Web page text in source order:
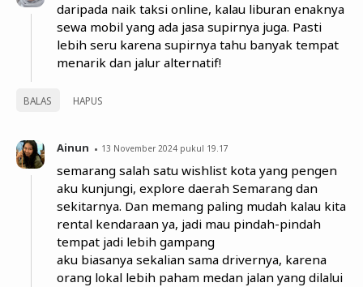
daripada naik taksi online, kalau liburan enaknya
sewa mobil yang ada jasa supirnya juga. Pasti
lebih seru karena supirnya tahu banyak tempat
menarik dan jalur alternatif!
BALAS HAPUS
Ainun 13 November 2024 pukul 19.17
semarang salah satu wishlist kota yang pengen
aku kunjungi, explore daerah Semarang dan
sekitarnya. Dan memang paling mudah kalau kita
rental kendaraan ya, jadi mau pindah-pindah
tempat jadi lebih gampang
aku biasanya sekalian sama drivernya, karena
orang lokal lebih paham medan jalan yang dilalui